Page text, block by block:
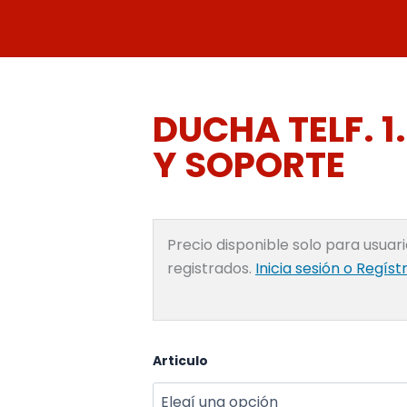
contenido
DUCHA TELF.
Y SOPORTE
Precio disponible solo para
registrados. Inicia sesión o
Articulo
DUCHA
1.5